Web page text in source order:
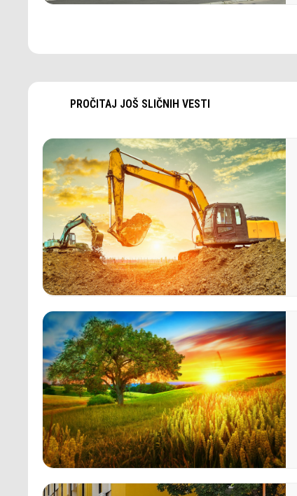
PROČITAJ JOŠ SLIČNIH VESTI